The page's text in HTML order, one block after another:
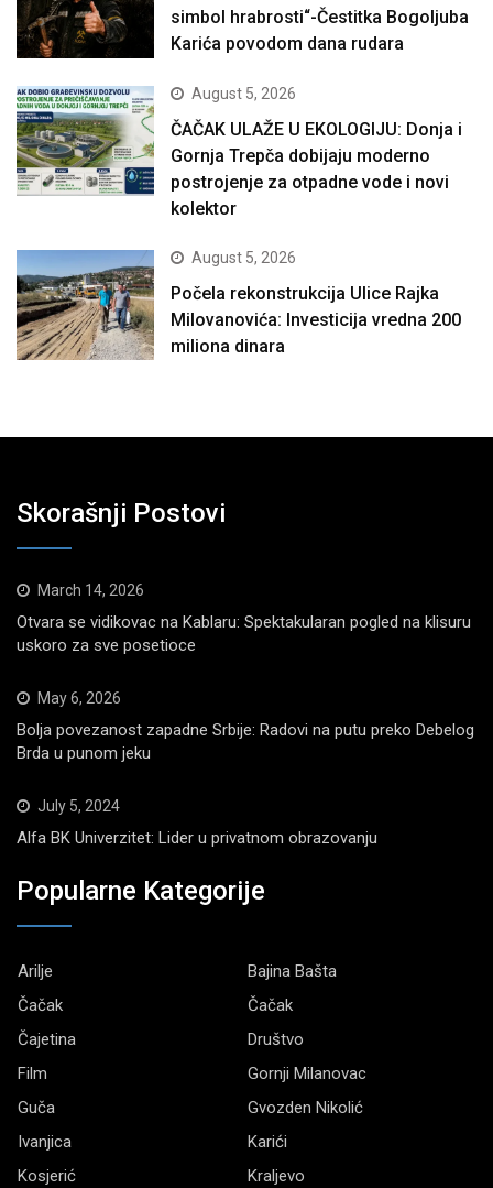
simbol hrabrosti“-Čestitka Bogoljuba
Karića povodom dana rudara
August 5, 2026
ČAČAK ULAŽE U EKOLOGIJU: Donja i
Gornja Trepča dobijaju moderno
postrojenje za otpadne vode i novi
kolektor
August 5, 2026
Počela rekonstrukcija Ulice Rajka
Milovanovića: Investicija vredna 200
miliona dinara
Skorašnji Postovi
March 14, 2026
Otvara se vidikovac na Kablaru: Spektakularan pogled na klisuru
uskoro za sve posetioce
May 6, 2026
Bolja povezanost zapadne Srbije: Radovi na putu preko Debelog
Brda u punom jeku
July 5, 2024
Alfa BK Univerzitet: Lider u privatnom obrazovanju
Popularne Kategorije
Arilje
Bajina Bašta
Čačak
Čačak
Čajetina
Društvo
Film
Gornji Milanovac
Guča
Gvozden Nikolić
Ivanjica
Karići
Kosjerić
Kraljevo